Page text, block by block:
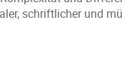
schriftlicher und